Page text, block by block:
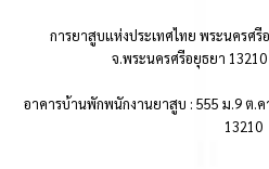
การยาสูบแห่งประเทศไทย พระนครศ
จ.พระนครศรีอยุธยา 13210
อาคารบ้านพักพนักงานยาสูบ : 555 ม.9 ต.
13210